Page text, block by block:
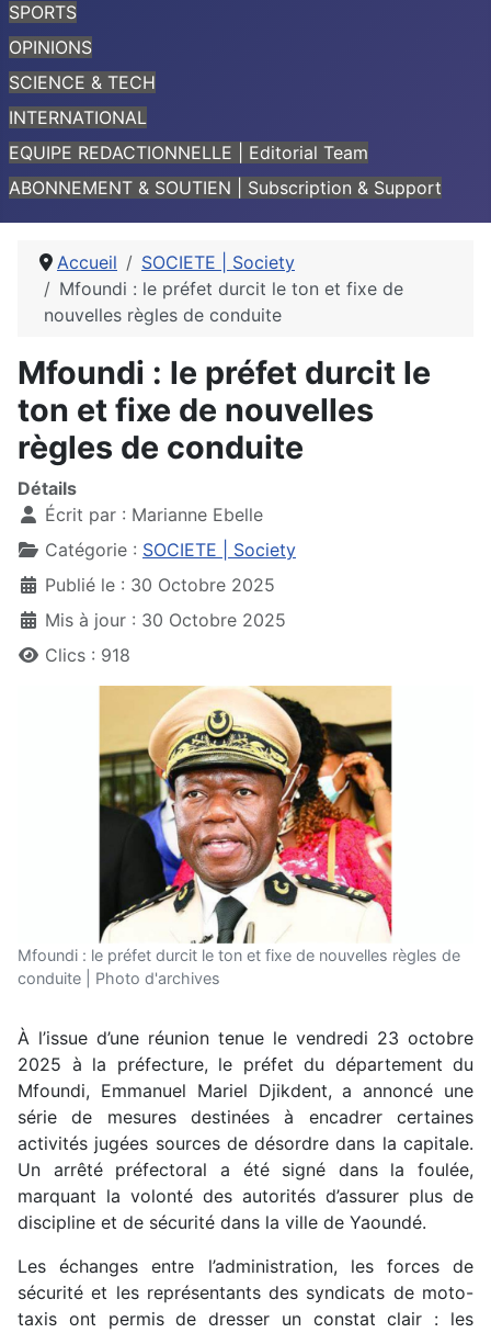
SPORTS
OPINIONS
SCIENCE & TECH
INTERNATIONAL
EQUIPE REDACTIONNELLE | Editorial Team
ABONNEMENT & SOUTIEN | Subscription & Support
Accueil
SOCIETE | Society
Mfoundi : le préfet durcit le ton et fixe de
nouvelles règles de conduite
Mfoundi : le préfet durcit le
ton et fixe de nouvelles
règles de conduite
Détails
Écrit par : Marianne Ebelle
Catégorie : SOCIETE | Society
Publié le : 30 Octobre 2025
Mis à jour : 30 Octobre 2025
Clics : 918
Mfoundi : le préfet durcit le ton et fixe de nouvelles règles de
conduite | Photo d'archives
À l’issue d’une réunion tenue le vendredi 23 octobre
2025 à la préfecture, le préfet du département du
Mfoundi, Emmanuel Mariel Djikdent, a annoncé une
série de mesures destinées à encadrer certaines
activités jugées sources de désordre dans la capitale.
Un arrêté préfectoral a été signé dans la foulée,
marquant la volonté des autorités d’assurer plus de
discipline et de sécurité dans la ville de Yaoundé.
Les échanges entre l’administration, les forces de
sécurité et les représentants des syndicats de moto-
taxis ont permis de dresser un constat clair : les